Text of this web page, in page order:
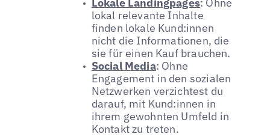
Lokale Landingpages: Ohne
lokal relevante Inhalte
finden lokale Kund:innen
nicht die Informationen, die
sie für einen Kauf brauchen.
Social Media: Ohne
Engagement in den sozialen
Netzwerken verzichtest du
darauf, mit Kund:innen in
ihrem gewohnten Umfeld in
Kontakt zu treten.